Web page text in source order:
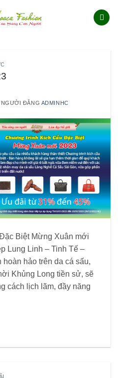
NGƯỜI ĐĂNG ADMINHC
Biệt Mừng Xuân mới
Lung Linh – Tinh Tế –
hảo trên da cá sấu,
Khủng Long tiền sử, sẽ
cách lịch lãm, đầy năng